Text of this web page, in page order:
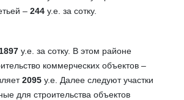
–244 у.е. за сотку.
1897 у.е. за сотку. В этом районе
коммерческих объектов –
2095 у.е. Далее следуют участки
для строительства объектов